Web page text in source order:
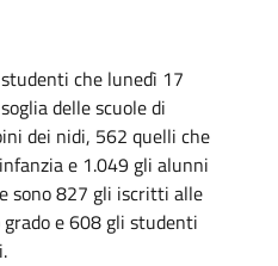
che lunedì 17
delle scuole di
dei nidi, 562 quelli che
e 1.049 gli alunni
sono 827 gli iscritti alle
e 608 gli studenti